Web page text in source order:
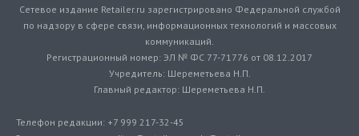
Сетевое издание Retailer.ru зарегистрировано Федеральной службой
по надзору в сфере связи, информационных технологий и массовых
коммуникаций.
Регистрационный номер: ЭЛ № ФС 77-71776 от 08.12.2017
Учредитель: Шереметьева Н.П.
Главный редактор: Шереметьева Н.П.
Телефон редакции: +7 999 217-32-45